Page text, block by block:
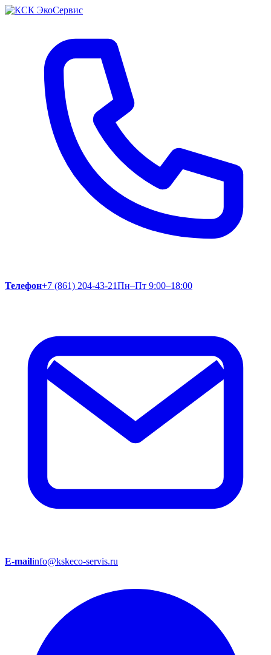
Телефон+7 (861) 204-43-21Пн–Пт 9:00–18:00
E-mailinfo@kskeco-servis.ru